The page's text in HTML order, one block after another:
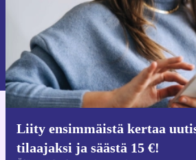
Liity ensimmäistä kertaa
tilaajaksi ja säästä 15 €!
Pyydä etukuponki
Lisätietoja henkilötietojen käytöstä löydät
iOS:lle ja